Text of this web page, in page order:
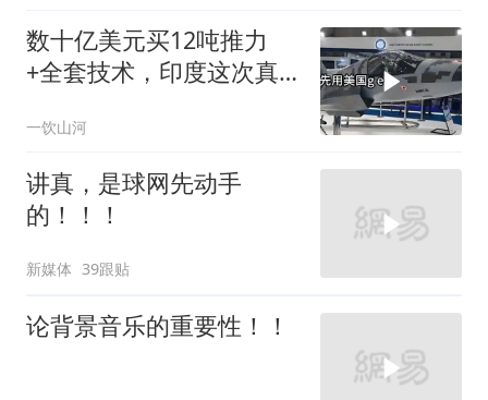
数十亿美元买12吨推力
+全套技术，印度这次真
一饮山河
讲真，是球网先动手
的！！！
新媒体 39跟贴
论背景音乐的重要性！！